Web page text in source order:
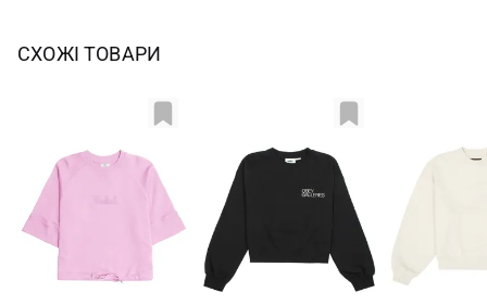
СХОЖІ ТОВАРИ